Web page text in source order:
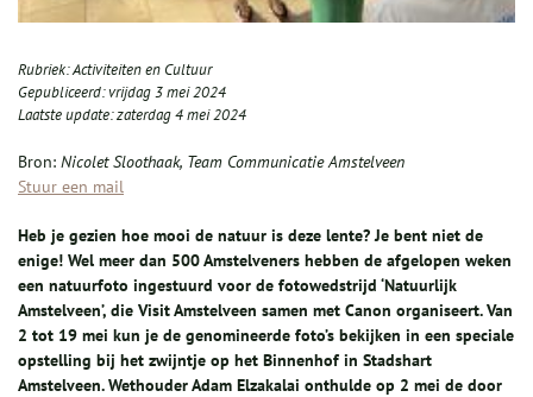
Rubriek:Activiteiten en Cultuur
Gepubliceerd:vrijdag 3 mei 2024
Laatste update:zaterdag 4 mei 2024
Bron: Nicolet Sloothaak, Team Communicatie Amstelveen
Stuur een mail
Heb je gezien hoe mooi de natuur is deze lente? Je bent niet de
enige! Wel meer dan 500 Amstelveners hebben de afgelopen weken
een natuurfoto ingestuurd voor de fotowedstrijd ‘Natuurlijk
Amstelveen’, die Visit Amstelveen samen met Canon organiseert. Van
2 tot 19 mei kun je de genomineerde foto’s bekijken in een speciale
opstelling bij het zwijntje op het Binnenhof in Stadshart
Amstelveen. Wethouder Adam Elzakalai onthulde op 2 mei de door